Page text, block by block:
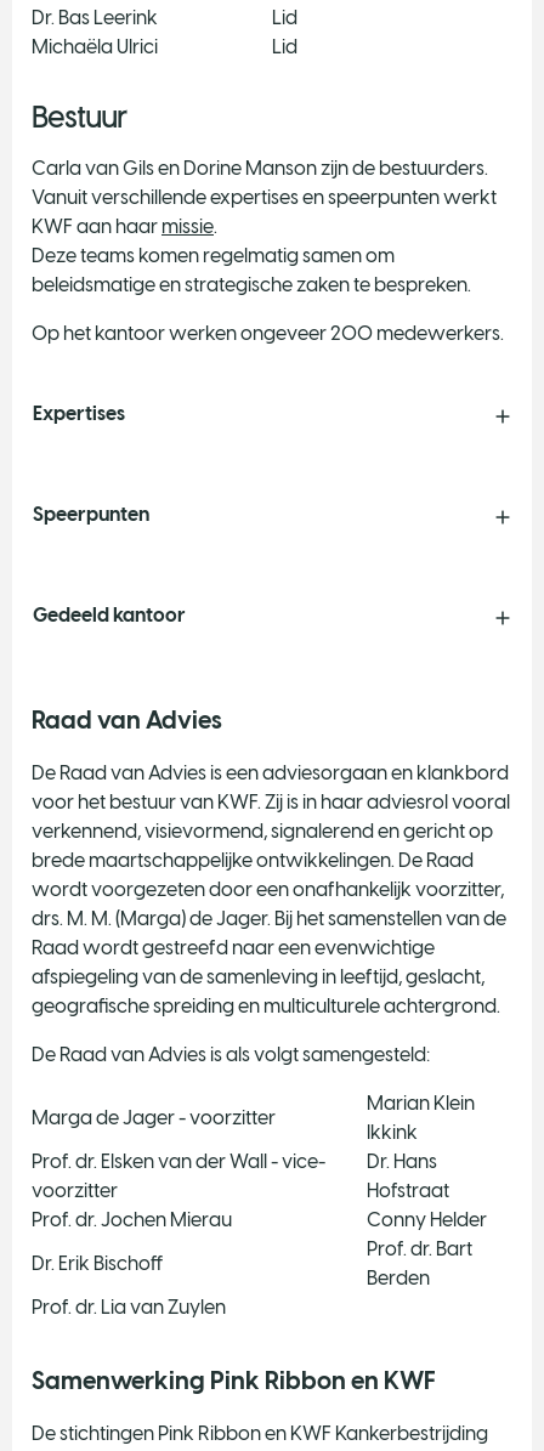
Dr. Bas Leerink
Lid
Michaëla Ulrici
Lid
Bestuur
Carla van Gils en Dorine Manson zijn de bestuurders.
Vanuit verschillende expertises en speerpunten werkt
KWF aan haar missie.
Deze teams komen regelmatig samen om
beleidsmatige en strategische zaken te bespreken.
Op het kantoor werken ongeveer 200 medewerkers.
Expertises
Speerpunten
Gedeeld kantoor
Raad van Advies
De Raad van Advies is een adviesorgaan en klankbord
voor het bestuur van KWF. Zij is in haar adviesrol vooral
verkennend, visievormend, signalerend en gericht op
brede maartschappelijke ontwikkelingen. De Raad
wordt voorgezeten door een onafhankelijk voorzitter,
drs. M. M. (Marga) de Jager. Bij het samenstellen van de
Raad wordt gestreefd naar een evenwichtige
afspiegeling van de samenleving in leeftijd, geslacht,
geografische spreiding en multiculturele achtergrond.
De Raad van Advies is als volgt samengesteld:
Marga de Jager - voorzitter
Marian Klein
Ikkink
Prof. dr. Elsken van der Wall - vice-
voorzitter
Dr. Hans
Hofstraat
Prof. dr. Jochen Mierau
Conny Helder
Dr. Erik Bischoff
Prof. dr. Bart
Berden
Prof. dr. Lia van Zuylen
Samenwerking Pink Ribbon en KWF
De stichtingen Pink Ribbon en KWF Kankerbestrijding